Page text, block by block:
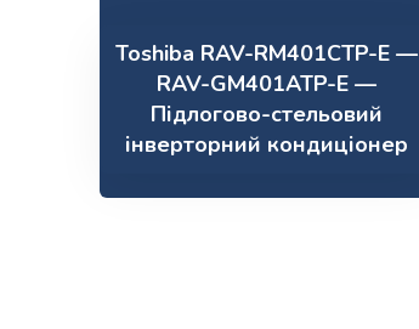
Toshiba RAV-RM401CTP-E —
RAV-GM401ATP-E —
Підлогово-стельовий
інверторний кондиціонер